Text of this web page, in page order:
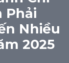
Phải
Nhiều
2025